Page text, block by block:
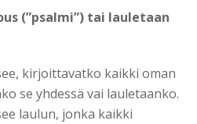
(”psalmi”) tai lauletaan
kirjoittavatko kaikki oman
se yhdessä vai lau­letaanko.
laulun, jonka kaikki